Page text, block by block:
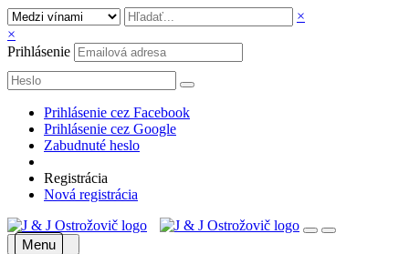
×
×
Prihlásenie
Prihlásenie cez Facebook
Prihlásenie cez Google
Zabudnuté heslo
Registrácia
Nová registrácia
Menu